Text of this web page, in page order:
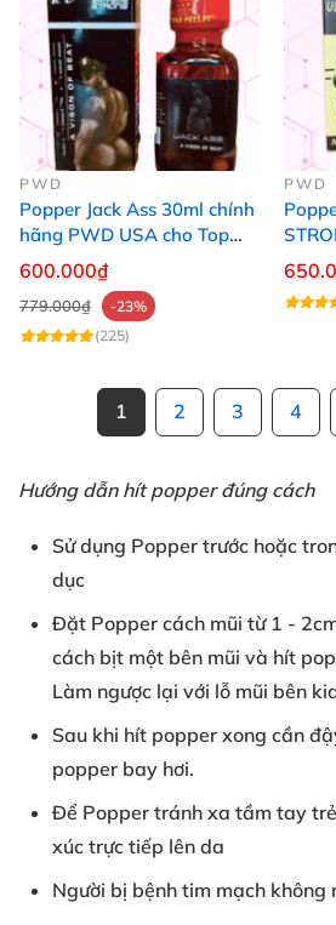
PWD
Popper Jack Ass 30ml chính
hãng PWD USA cho Top
Bot
600.000₫
779.000₫
-23%
(225)
PWD
1 2 3 4
Hướng dẫn hít popper đúng cách
Sử dụng Popper trước hoặc
dục
Đặt Popper cách mũi từ1 -
cách bịt một bên mũi và hít
Làm ngược lại với lỗ mũi bên
Sau khi hít popper xong cần
popper bay hơi.
Để Popper tránh xa tầm tay
xúc trực tiếp lên da
Người bị bệnh tim mạch không